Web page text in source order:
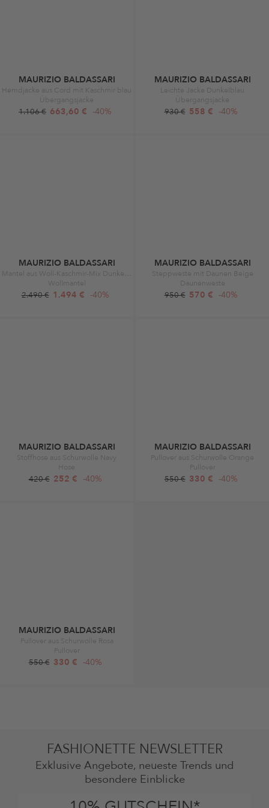
MAURIZIO BALDASSARI
Hemdjacke aus Cord mit Kaschmir blau
Übergangsjacke
1.106 € 663,60 € -40%
MAURIZIO BALDASSARI
Leichte Jacke Dunkelblau
Übergangsjacke
930 € 558 € -40%
MAURIZIO BALDASSARI
Wollmantel
2.490 € 1.494 € -40%
MAURIZIO BALDASSARI
Steppweste mit Daunen Beige
Daunenweste
950 € 570 € -40%
MAURIZIO BALDASSARI
Stoffhose aus Schurwolle Navy
Hose
420 € 252 € -40%
MAURIZIO BALDASSARI
Pullover aus Schurwolle Orange
Pullover
550 € 330 € -40%
MAURIZIO BALDASSARI
Pullover aus Schurwolle Rosa
Pullover
550 € 330 € -40%
FASHIONETTE NEWSLETTER
Exklusive Angebote, neueste Trends und
besondere Einblicke